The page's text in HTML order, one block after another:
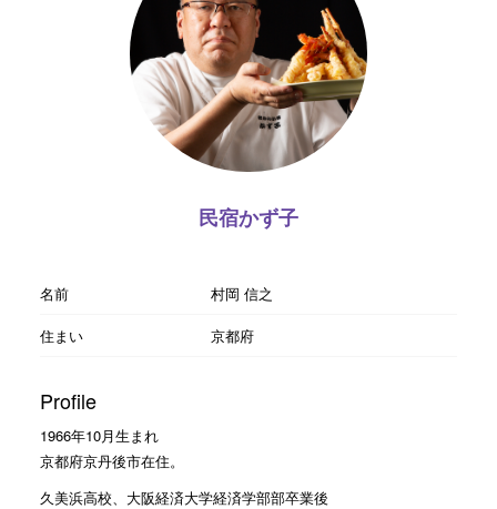
民宿かず子
名前
村岡 信之
住まい
京都府
Profile
1966年10月生まれ
京都府京丹後市在住。
久美浜高校、大阪経済大学経済学部部卒業後